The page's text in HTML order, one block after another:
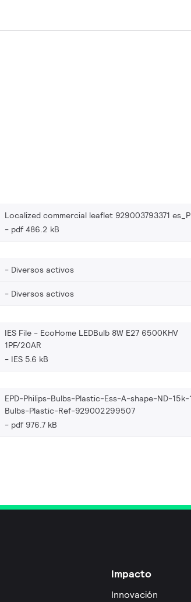
Localized commercial leaflet 929003793371
pdf 486.2 kB
Diversos activos
Diversos activos
IES File - EcoHome LEDBulb 8W E27 6500KHV
1PF/20AR
IES 5.6 kB
EPD-Philips-Bulbs-Plastic-Ess-A-shape-ND-15k-
Bulbs-Plastic-Ref-929002299507
pdf 976.7 kB
Impacto
Innovación